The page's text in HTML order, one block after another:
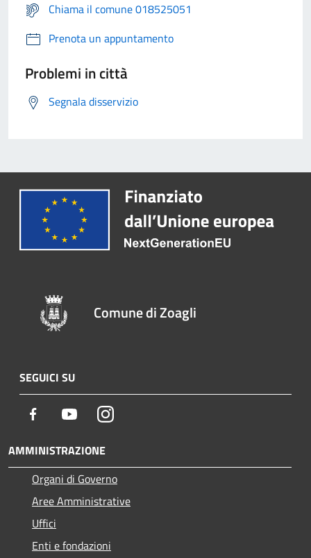
Chiama il comune 018525051
Prenota un appuntamento
Problemi in città
Segnala disservizio
Comune di Zoagli
SEGUICI SU
Facebook YoutubeInstagram
AMMINISTRAZIONE
Organi di Governo
Aree Amministrative
Uffici
Enti e fondazioni